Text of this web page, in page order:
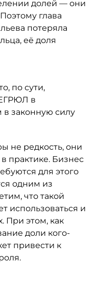
долей — они
глава
потеряла
её доля
по сути,
в
в законную силу
не редкость, они
практике. Бизнес
для этого
одним из
что такой
использоваться и
При этом, как
доли кого-
привести к